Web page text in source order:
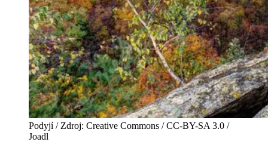
Podyjí / Zdroj: Creative Commons / CC-BY-SA 3.0 /
Joadl